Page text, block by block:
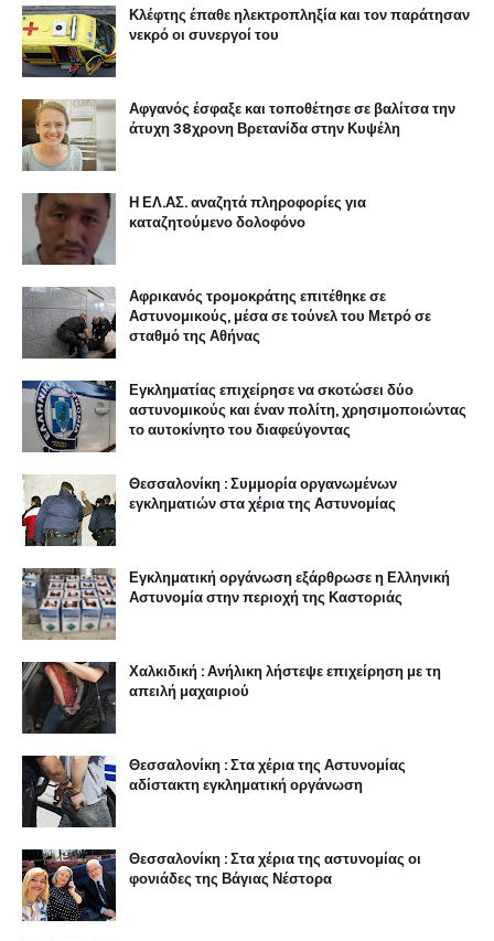
Κλέφτης έπαθε ηλεκτροπληξία και τον παράτησαν
νεκρό οι συνεργοί του
Αφγανός έσφαξε και τοποθέτησε σε βαλίτσα την
άτυχη 38χρονη Βρετανίδα στην Κυψέλη
Η ΕΛ.ΑΣ. αναζητά πληροφορίες για
καταζητούμενο δολοφόνο
Αφρικανός τρομοκράτης επιτέθηκε σε
Αστυνομικούς, μέσα σε τούνελ του Μετρό σε
σταθμό της Αθήνας
Εγκληματίας επιχείρησε να σκοτώσει δύο
αστυνομικούς και έναν πολίτη, χρησιμοποιώντας
το αυτοκίνητο του διαφεύγοντας
Θεσσαλονίκη : Συμμορία οργανωμένων
εγκληματιών στα χέρια της Αστυνομίας
Εγκληματική οργάνωση εξάρθρωσε η Ελληνική
Αστυνομία στην περιοχή της Καστοριάς
Χαλκιδική : Ανήλικη λήστεψε επιχείρηση με τη
απειλή μαχαιριού
Θεσσαλονίκη : Στα χέρια της Αστυνομίας
αδίστακτη εγκληματική οργάνωση
Θεσσαλονίκη : Στα χέρια της αστυνομίας οι
φονιάδες της Βάγιας Νέστορα